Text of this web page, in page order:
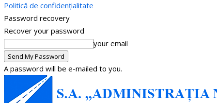
Politică de confidențialitate
Password recovery
Recover your password
your email
A password will be e-mailed to you.